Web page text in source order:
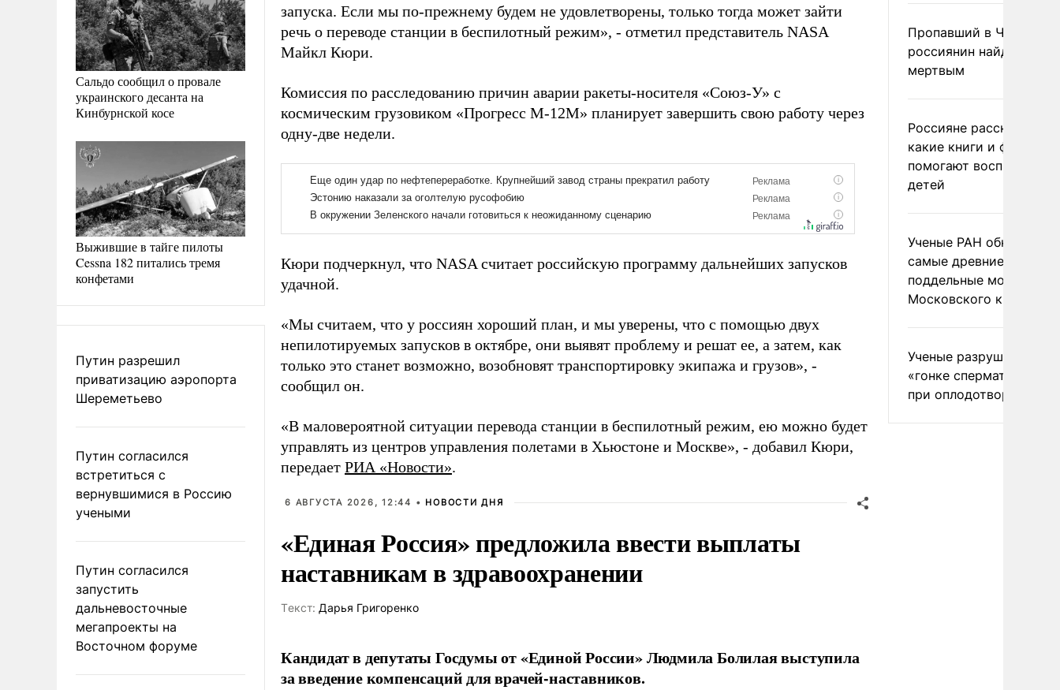
Сальдо сообщил о провале
украинского десанта на
Кинбурнской косе
Выжившие в тайге пилоты
Cessna 182 питались тремя
конфетами
Путин разрешил
приватизацию аэропорта
Шереметьево
Путин согласился
встретиться с
вернувшимися в Россию
учеными
Путин согласился
запустить
дальневосточные
мегапроекты на
Восточном форуме
запуска. Если мы по-прежнему будем не удовлетворены, только тогда может зайти
речь о переводе станции в беспилотный режим», - отметил представитель NASA
Майкл Кюри.
Комиссия по расследованию причин аварии ракеты-носителя «Союз-У» с
космическим грузовиком «Прогресс М-12М» планирует завершить свою работу через
одну-две недели.
Кюри подчеркнул, что NASA считает российскую программу дальнейших запусков
удачной.
«Мы считаем, что у россиян хороший план, и мы уверены, что с помощью двух
непилотируемых запусков в октябре, они выявят проблему и решат ее, а затем, как
только это станет возможно, возобновят транспортировку экипажа и грузов», -
сообщил он.
«В маловероятной ситуации перевода станции в беспилотный режим, ею можно будет
управлять из центров управления полетами в Хьюстоне и Москве», - добавил Кюри,
передает РИА «Новости».
6 АВГУСТА 2026, 12:44 • НОВОСТИ ДНЯ
«Единая Россия» предложила ввести выплаты
наставникам в здравоохранении
Tекст: Дарья Григоренко
Кандидат в депутаты Госдумы от «Единой России» Людмила Болилая выступила
за введение компенсаций для врачей-наставников.
Пропавший в
россиянин найден
мертвым
Россияне рассказали,
какие книги и фильмы
помогают воспитывать
детей
Ученые РАН
самые древние
поддельные монеты
Московского
Ученые разрушили миф
«гонке
при оплодотворении